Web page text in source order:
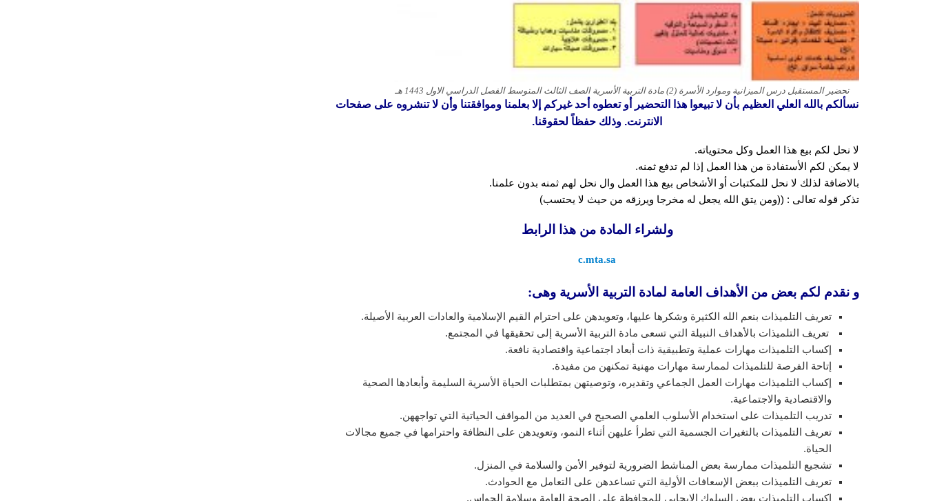
تحضير المستقبل درس الميزانية وموارد الأسرة (2) مادة التربية الأسرية الصف الثالث المتوسط الفصل الدراسي الاول 1443 هـ
نسألكم بالله العلي العظيم بأن لا تبيعوا هذا التحضير أو تعطوه أحد غيركم إلا بعلمنا وموافقتنا وأن لا تنشروه على صفحات
الانترنت. وذلك حفظاً لحقوقنا.
لا نحل لكم بيع هذا العمل وكل محتوياته.
لا يمكن لكم الأستفادة من هذا العمل إذا لم تدفع ثمنه.
بالاضافة لذلك لا نحل للمكتبات أو الأشخاص بيع هذا العمل وال نحل لهم ثمنه بدون علمنا.
تذكر قوله تعالى : ((ومن يتق الله يجعل له مخرجا ويرزقه من حيث لا يحتسب)
ولشراء المادة من هذا الرابط
c.mta.sa
و نقدم لكم بعض من الأهداف العامة لمادة التربية الأسرية وهى:
تعريف التلميذات بنعم الله الكثيرة وشكرها عليها، وتعويدهن على احترام القيم الإسلامية والعادات العربية الأصيلة.
تعريف التلميذات بالأهداف النبيلة التي تسعى مادة التربية الأسرية إلى تحقيقها في المجتمع.
إكساب التلميذات مهارات عملية وتطبيقية ذات أبعاد اجتماعية واقتصادية نافعة.
إتاحة الفرصة للتلميذات لممارسة مهارات مهنية تمكنهن من مفيدة.
إكساب التلميذات مهارات العمل الجماعي وتقديره، وتوصيتهن بمتطلبات الحياة الأسرية السليمة وأبعادها الصحية
والاقتصادية والاجتماعية.
تدريب التلميذات على استخدام الأسلوب العلمي الصحيح في العديد من المواقف الحياتية التي تواجههن.
تعريف التلميذات بالتغيرات الجسمية التي تطرأ عليهن أثناء النمو، وتعويدهن على النظافة واحترامها في جميع مجالات
الحياة.
تشجيع التلميذات ممارسة بعض المناشط الضرورية لتوفير الأمن والسلامة في المنزل.
تعريف التلميذات ببعض الإسعافات الأولية التي تساعدهن على التعامل مع الحوادث.
إكساب التلميذات بعض السلوك الإيجابي للمحافظة على الصحة العامة وسلامة الحواس.